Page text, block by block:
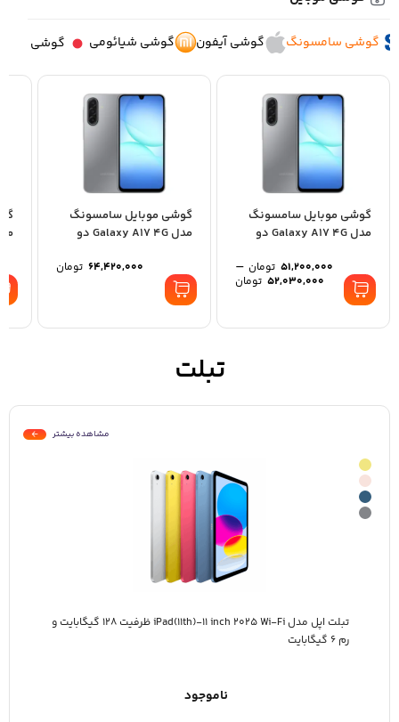
گوشی سامسونگ گوشی آیفون گوشی شیائومی گوشی
گوشی موبایل سامسونگ
مدل Galaxy A17 4G دو
51,200,000 تومان –
52,030,000 تومان
گوشی موبایل سامسونگ
مدل Galaxy A17 4G دو
64,420,000 تومان
تبلت
مشاهده بیشتر
تبلت اپل مدل iPad(11th)-11 inch 2025 Wi-Fi ظرفیت 128 گیگابایت و
رم 6 گیگابایت
ناموجود